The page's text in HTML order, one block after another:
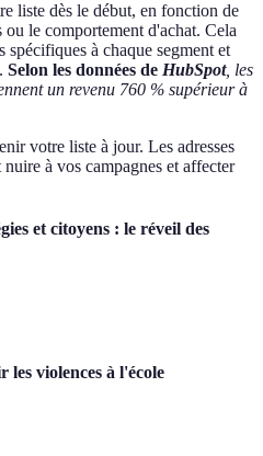
liste dès le début, en fonction de
le comportement d'achat. Cela
spécifiques à chaque segment et
Selon les données de HubSpot, les
un revenu 760 % supérieur à
votre liste à jour. Les adresses
à vos campagnes et affecter
et citoyens : le réveil des
les violences à l'école